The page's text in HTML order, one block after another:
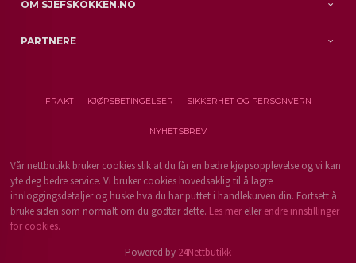
OM SJEFSKOKKEN.NO
PARTNERE
FRAKT KJØPSBETINGELSER SIKKERHET OG PERSONVERN
NYHETSBREV
Vår nettbutikk bruker cookies slik at du får en bedre kjøpsopplevelse og vi kan
yte deg bedre service. Vi bruker cookies hovedsaklig til å lagre
innloggingsdetaljer og huske hva du har puttet i handlekurven din. Fortsett å
bruke siden som normalt om du godtar dette. Les mer ellerendre innstillinger
for cookies.
Powered by 24Nettbutikk